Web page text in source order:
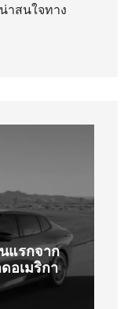
าสนใจทาง
แรกจาก
อเมริกา